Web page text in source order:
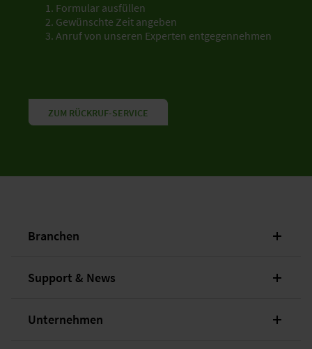
Formular ausfüllen
Gewünschte Zeit angeben
Anruf von unseren Experten entgegennehmen
ZUM RÜCKRUF-SERVICE
Branchen
Support & News
Unternehmen